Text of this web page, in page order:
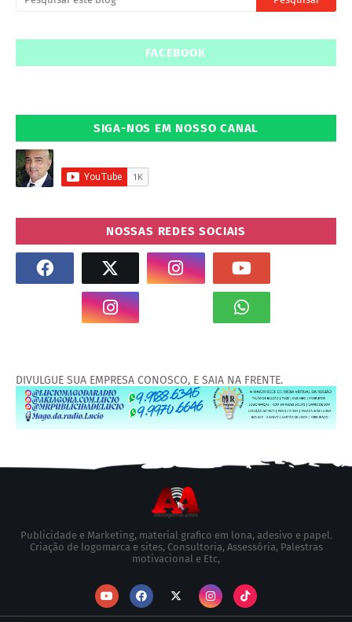
FACEBOOK
SIGA-NOS EM NOSSO CANAL
NOSSAS REDES SOCIAIS
DIVULGUE SUA EMPRESA CONOSCO, E SAIA NA FRENTE.
Publicidade e Marketing, material grafico em lona, adesivo e papel.
Criação de logomarca e sites, Consultoria, Assessória, Palestras
motivacional e Etc,